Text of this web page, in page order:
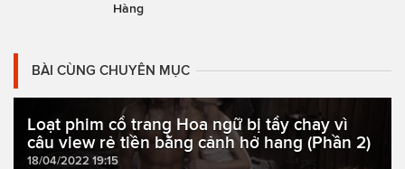
Hàng
BÀI CÙNG CHUYÊN MỤC
Loạt phim cổ trang Hoa ngữ bị tẩy chay vì
câu view rẻ tiền bằng cảnh hở hang (Phần 2)
18/04/2022 19:15